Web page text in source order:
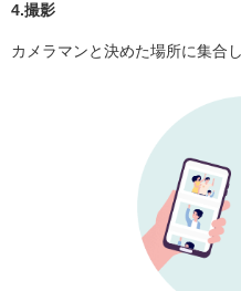
4.撮影
カメラマンと決めた場所に集合